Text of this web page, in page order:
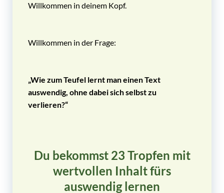
Willkommen in deinem Kopf.
Willkommen in der Frage:
„Wie zum Teufel lernt man einen Text
auswendig, ohne dabei sich selbst zu
verlieren?“
Du bekommst 23 Tropfen mit
wertvollen Inhalt fürs
auswendig lernen